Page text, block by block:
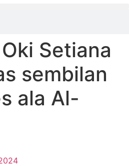
Setiana
sembilan
ala Al-